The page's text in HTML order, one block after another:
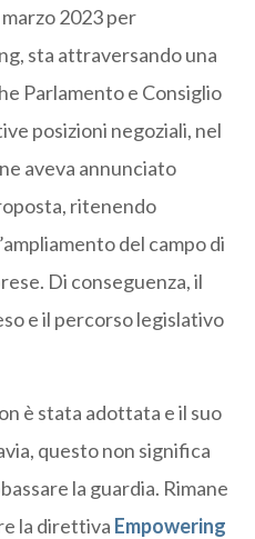
2023 per
sta attraversando una
Parlamento e Consiglio
posizioni negoziali, nel
aveva annunciato
ritenendo
del campo di
Di conseguenza, il
e il percorso legislativo
è stata adottata e il suo
questo non significa
la guardia. Rimane
la direttiva Empowering